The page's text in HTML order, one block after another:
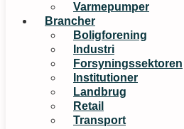
Varmepumper
Brancher
Boligforening
Industri
Forsyningssektoren
Institutioner
Landbrug
Retail
Transport